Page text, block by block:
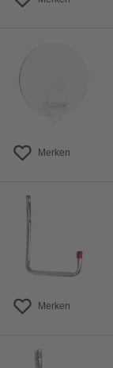
Merken
Merken